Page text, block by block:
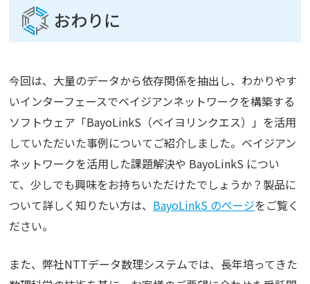
おわりに
今回は、大量のデータから依存関係を抽出し、わかりやす
いインターフェースでベイジアンネットワークを構築する
ソフトウェア「BayoLinkS（ベイヨリンクエス）」を活用
していただいた事例についてご紹介しました。ベイジアン
ネットワークを活用した課題解決や BayoLinkS につい
て、少しでも興味をお持ちいただけたでしょうか？製品に
ついて詳しく知りたい方は、 BayoLinkS のページをご覧く
ださい。
また、弊社NTTデータ数理システムでは、長年培ってきた